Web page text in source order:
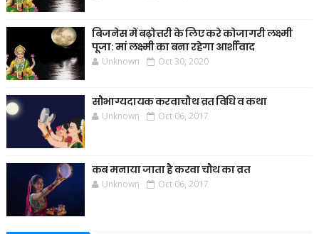
बिजनेस में बढ़ोत्तरी के लिए करे कोजागरी लक्ष्मी
पूजा: मां लक्ष्मी का बना रहेगा आर्शीवाद
Unknown Oct 30, 2020
सौभाग्यदायक करवाचौथ व्रत विधि व कथा
Unknown Oct 06, 2017
कब मनाया जाता है करवा चौथ का व्रत
Unknown Oct 06, 2017